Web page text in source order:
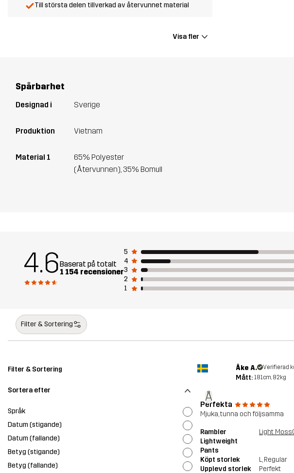
Till största delen tillverkad av återvunnet material
Visa fler
Spårbarhet
Designad i Sverige
Produktion Vietnam
Material 1
65% Polyester
(Återvunnen), 35% Bomull
4.6Baserat på totalt
1 154 recensioner
5
4
3
2
1
Filter & Sortering
Filter & Sortering
Sortera efter
Språk
Datum (stigande)
Datum (fallande)
Betyg (stigande)
Betyg (fallande)
Å
Åke A. Verifierad
Mått: 181cm, 82kg
Perfekta
Mjuka, tunna och följsamma
Rambler
Lightweight
Pants
Köpt storlek L, Regular
Upplevd storlek
Perfekt